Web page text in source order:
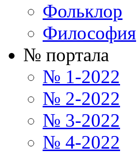
Фольклор
Философия
№ портала
№ 1-2022
№ 2-2022
№ 3-2022
№ 4-2022